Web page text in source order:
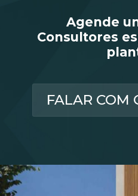
Agende
Consultores
FALAR COM